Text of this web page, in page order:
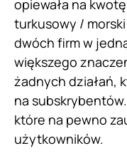
opiewała na
turkusowy /
dwóch firm w
większego
żadnych działań,
na
które na pewno
użytkowników.